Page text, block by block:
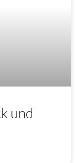
und